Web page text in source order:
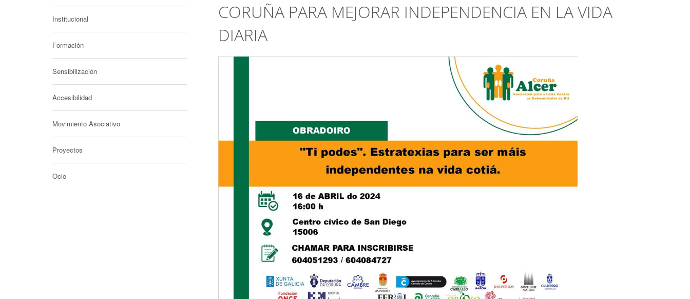
Institucional
Formación
Sensibilización
Accesibilidad
Movimiento Asociativo
Proyectos
Ocio
CORUÑA PARA MEJORAR INDEPENDENCIA EN LA VIDA
DIARIA